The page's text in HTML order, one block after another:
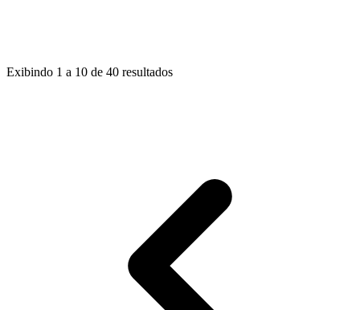
Exibindo 1 a 10 de 40 resultados